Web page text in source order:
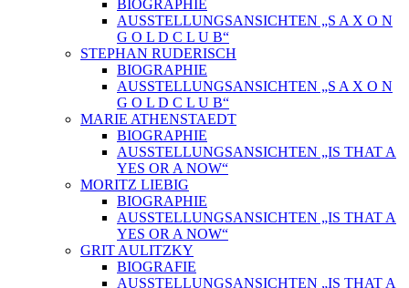
BIOGRAPHIE
AUSSTELLUNGSANSICHTEN „S A X O N
G O L D C L U B“
STEPHAN RUDERISCH
BIOGRAPHIE
AUSSTELLUNGSANSICHTEN „S A X O N
G O L D C L U B“
MARIE ATHENSTAEDT
BIOGRAPHIE
AUSSTELLUNGSANSICHTEN „IS THAT A
YES OR A NOW“
MORITZ LIEBIG
BIOGRAPHIE
AUSSTELLUNGSANSICHTEN „IS THAT A
YES OR A NOW“
GRIT AULITZKY
BIOGRAFIE
AUSSTELLUNGSANSICHTEN „IS THAT A